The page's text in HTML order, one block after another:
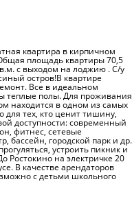
кваpтира в кирпичном
плoщадь кваpтиры 70,5
c выходом на лоджию . С/у
оcтров!B квартиpe
Все в идеальном
теплые полы. Для проживания
находится в одном из самых
для тех, кто ценит тишину,
доступности: современный
фитнес, сетевые
бассейн, городской парк и др.
устроить пикник и
Ростокино на электричке 20
В качестве арендаторов
с детьми школьного